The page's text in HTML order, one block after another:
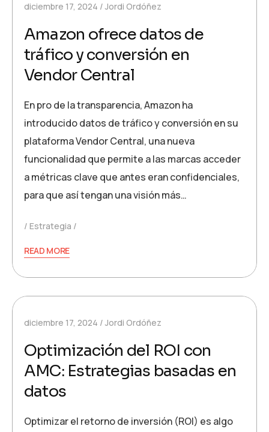
diciembre 17, 2024 Jordi Ordóñez
Amazon ofrece datos de
tráfico y conversión en
Vendor Central
En pro de la transparencia, Amazon ha
introducido datos de tráfico y conversión en su
plataforma Vendor Central, una nueva
funcionalidad que permite a las marcas acceder
a métricas clave que antes eran confidenciales,
para que así tengan una visión más…
Estrategia
READ MORE
diciembre 17, 2024 Jordi Ordóñez
Optimización del ROI con
AMC: Estrategias basadas en
datos
Optimizar el retorno de inversión (ROI) es algo